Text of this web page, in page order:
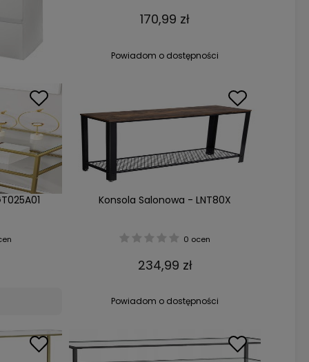
170,99 zł
Powiadom o dostępności
Konsola Salonowa - LNT80X
0 ocen
234,99 zł
Powiadom o dostępności